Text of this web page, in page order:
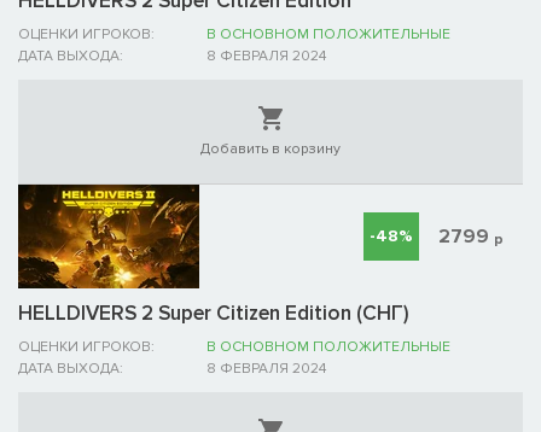
ОЦЕНКИ ИГРОКОВ:
В ОСНОВНОМ ПОЛОЖИТЕЛЬНЫЕ
ДАТА ВЫХОДА:
8 ФЕВРАЛЯ 2024
Добавить в корзину
HELLDIVERS 2 Super Citizen Edition (СНГ)
ОЦЕНКИ ИГРОКОВ:
В ОСНОВНОМ ПОЛОЖИТЕЛЬНЫЕ
ДАТА ВЫХОДА:
8 ФЕВРАЛЯ 2024
-48% 2799 р